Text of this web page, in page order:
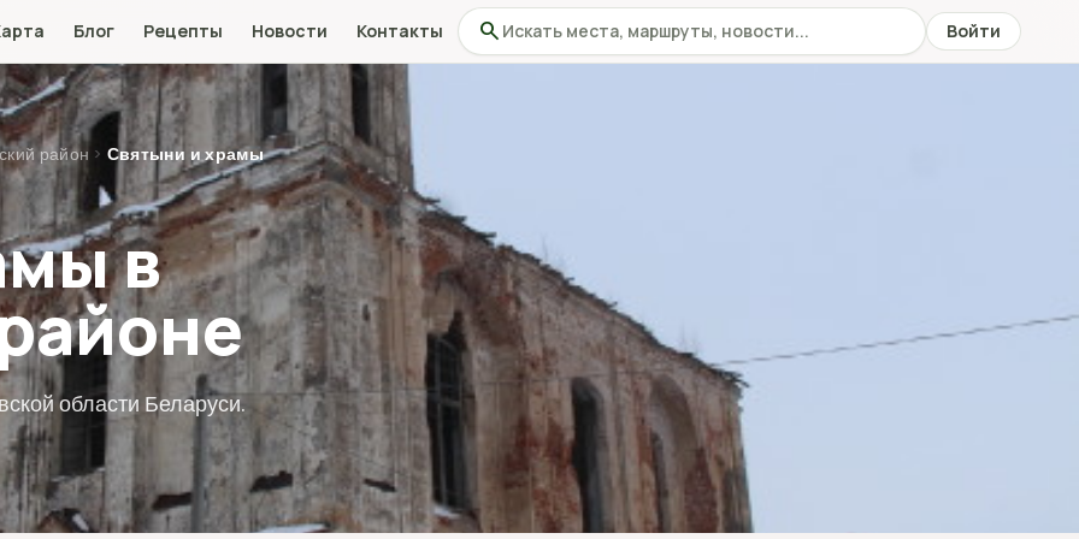
Блог Рецепты Новости Контакты Поиск по сайту
search Войти
район › Святыни и храмы
в
области Беларуси.